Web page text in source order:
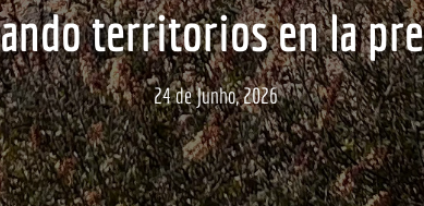
territorios en la
24 de Junho, 2026